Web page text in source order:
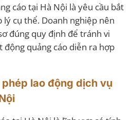
cáo tại Hà Nội là yêu cầu bắt
lý cụ thể. Doanh nghiệp nên
đúng quy định để tránh vi
động quảng cáo diễn ra hợp
lao động dịch vụ